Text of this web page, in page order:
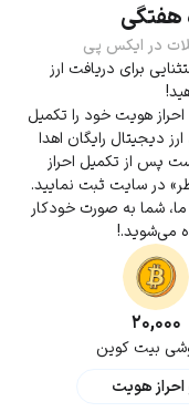
هفتگی
در ایکس پی
برای دریافت ارز
احراز هویت خود را تکمیل
دیجیتال رایگان اهدا
پس از تکمیل احراز
در سایت ثبت نمایید.
شما به صورت خودکار
می‌شوید.!
۲۰,۰۰۰
بیت کوین
هویت